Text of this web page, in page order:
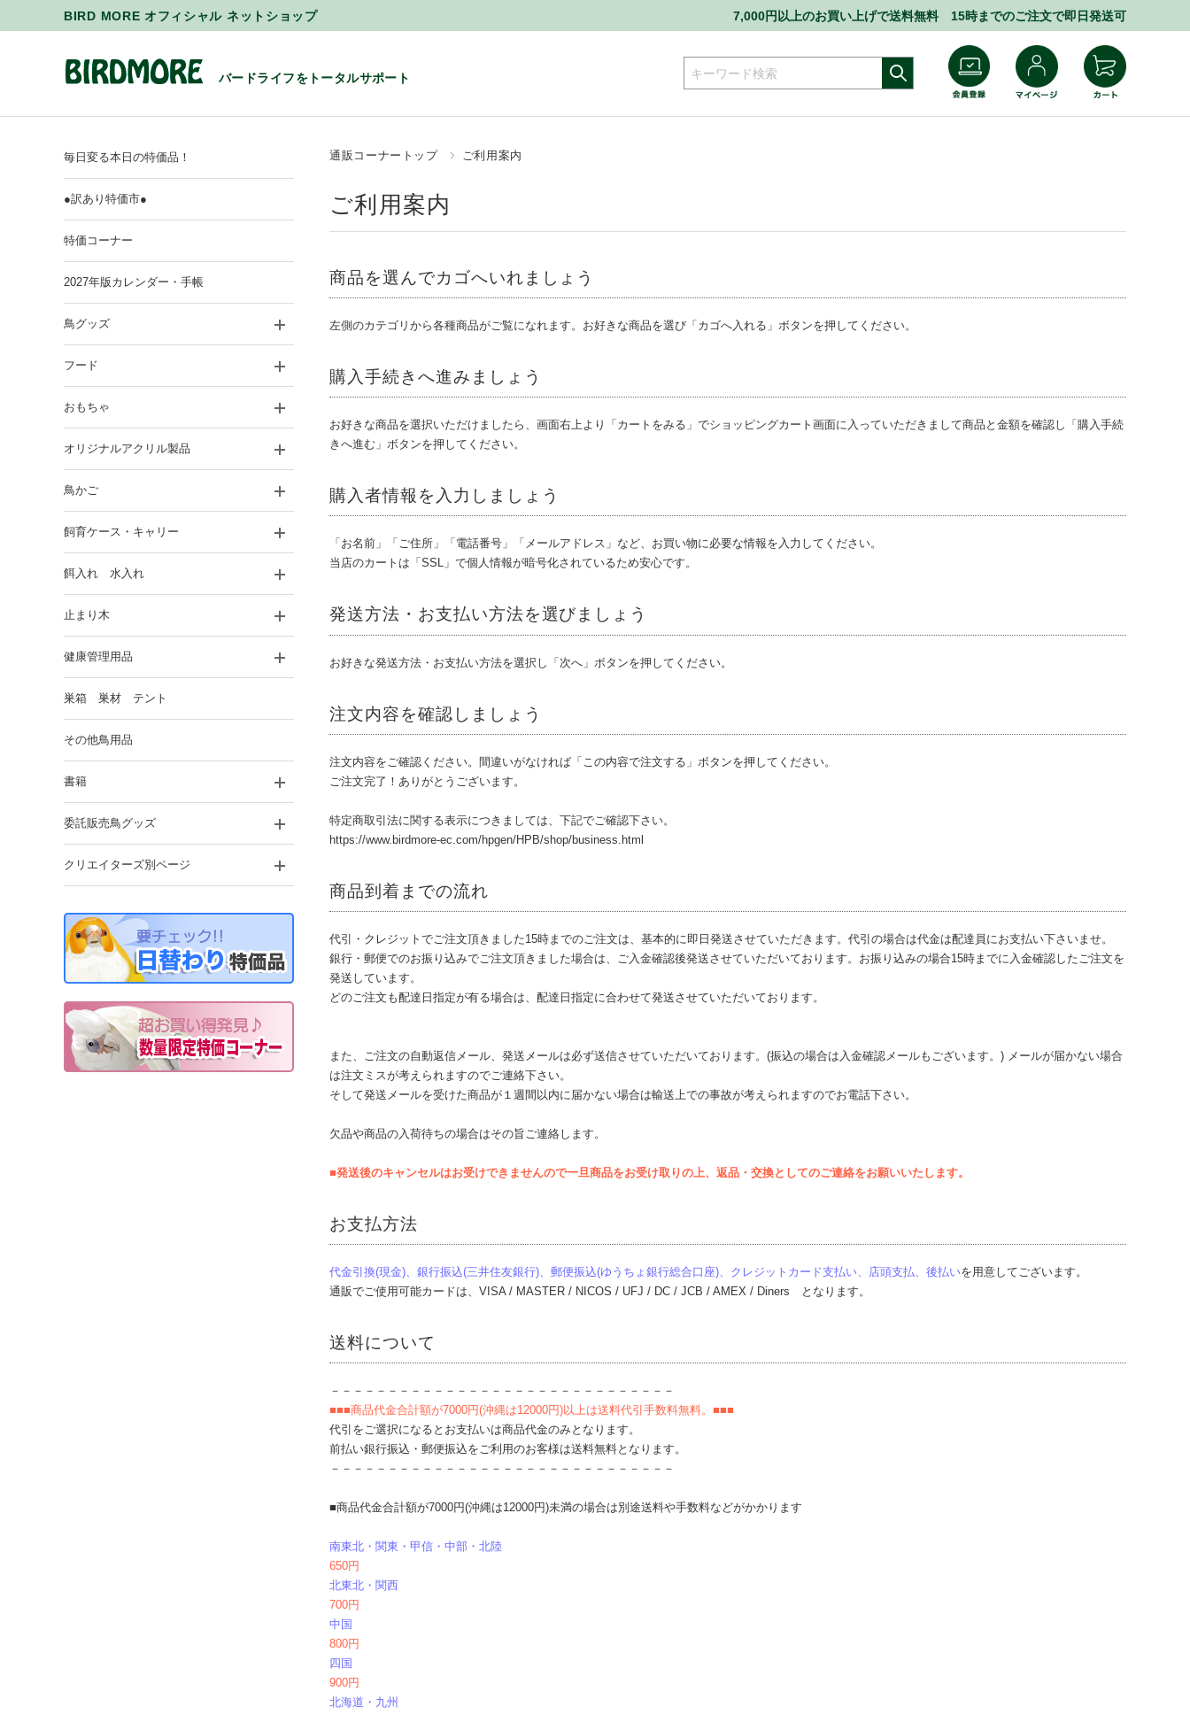
BIRD MORE オフィシャル ネットショップ 7,000円以上のお買い上げで送料無料 15時までのご注文で即日発送可
バードライフをトータルサポート
通販コーナートップ ご利用案内
ご利用案内
商品を選んでカゴへいれましょう
左側のカテゴリから各種商品がご覧になれます。お好きな商品を選び「カゴへ入れる」ボタンを押してください。
購入手続きへ進みましょう
お好きな商品を選択いただけましたら、画面右上より「カートをみる」でショッピングカート画面に入っていただきまして商品と金額を確認し「購入手続
きへ進む」ボタンを押してください。
購入者情報を入力しましょう
「お名前」「ご住所」「電話番号」「メールアドレス」など、お買い物に必要な情報を入力してください。
当店のカートは「SSL」で個人情報が暗号化されているため安心です。
発送方法・お支払い方法を選びましょう
お好きな発送方法・お支払い方法を選択し「次へ」ボタンを押してください。
注文内容を確認しましょう
注文内容をご確認ください。間違いがなければ「この内容で注文する」ボタンを押してください。
ご注文完了！ありがとうございます。
特定商取引法に関する表示につきましては、下記でご確認下さい。
https://www.birdmore-ec.com/hpgen/HPB/shop/business.html
商品到着までの流れ
代引・クレジットでご注文頂きました15時までのご注文は、基本的に即日発送させていただきます。代引の場合は代金は配達員にお支払い下さいませ。
銀行・郵便でのお振り込みでご注文頂きました場合は、ご入金確認後発送させていただいております。お振り込みの場合15時までに入金確認したご注文を
発送しています。
どのご注文も配達日指定が有る場合は、配達日指定に合わせて発送させていただいております。
また、ご注文の自動返信メール、発送メールは必ず送信させていただいております。(振込の場合は入金確認メールもございます。) メールが届かない場合
は注文ミスが考えられますのでご連絡下さい。
そして発送メールを受けた商品が１週間以内に届かない場合は輸送上での事故が考えられますのでお電話下さい。
欠品や商品の入荷待ちの場合はその旨ご連絡します。
■発送後のキャンセルはお受けできませんので一旦商品をお受け取りの上、返品・交換としてのご連絡をお願いいたします。
お支払方法
代金引換(現金)、銀行振込(三井住友銀行)、郵便振込(ゆうちょ銀行総合口座)、クレジットカード支払い、店頭支払、後払いを用意してございます。
通販でご使用可能カードは、VISA / MASTER / NICOS / UFJ / DC / JCB / AMEX / Diners となります。
送料について
－－－－－－－－－－－－－－－－－－－－－－－－－－－－－－
■■■商品代金合計額が7000円(沖縄は12000円)以上は送料代引手数料無料。■■■
代引をご選択になるとお支払いは商品代金のみとなります。
前払い銀行振込・郵便振込をご利用のお客様は送料無料となります。
－－－－－－－－－－－－－－－－－－－－－－－－－－－－－－
■商品代金合計額が7000円(沖縄は12000円)未満の場合は別途送料や手数料などがかかります
南東北・関東・甲信・中部・北陸
650円
北東北・関西
700円
中国
800円
四国
900円
北海道・九州
毎日変る本日の特価品！
●訳あり特価市●
特価コーナー
2027年版カレンダー・手帳
鳥グッズ
フード
おもちゃ
オリジナルアクリル製品
鳥かご
飼育ケース・キャリー
餌入れ 水入れ
止まり木
健康管理用品
巣箱 巣材 テント
その他鳥用品
書籍
委託販売鳥グッズ
クリエイターズ別ページ